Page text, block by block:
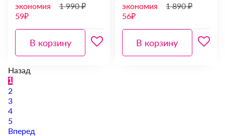
экономия
59₽
1 990 ₽
В корзину
экономия
56₽
1 890 ₽
В корзину
Назад
1
2
3
4
5
Вперед